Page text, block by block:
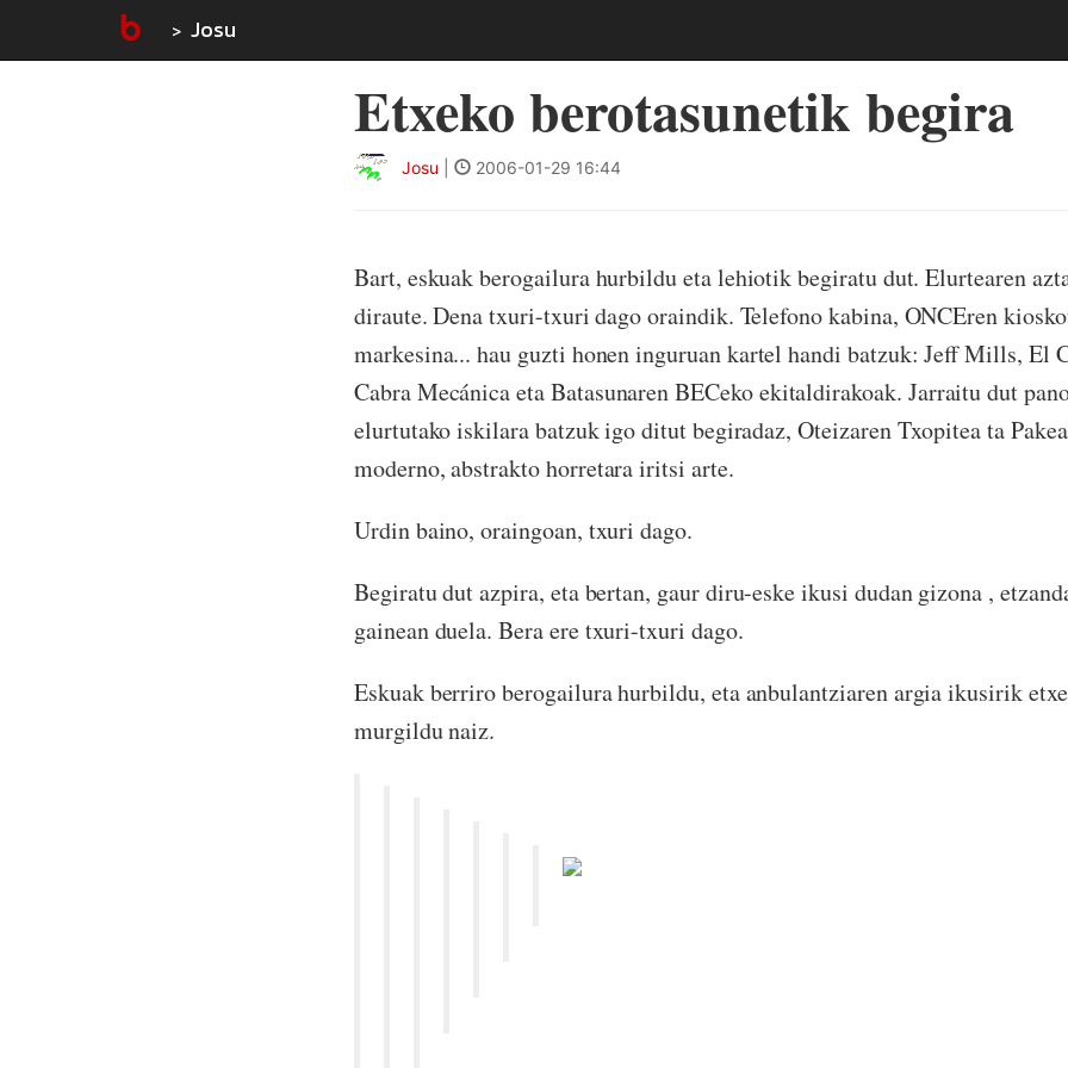
Josu
Etxeko berotasunetik begira
Josu 2006-01-29 16:44
Bart, eskuak berogailura hurbildu eta lehiotik begiratu dut. Elurtearen
diraute. Dena txuri-txuri dago oraindik. Telefono kabina, ONCEren
markesina... hau guzti honen inguruan kartel handi batzuk: Jeff Mills, El
Cabra Mecánica eta Batasunaren BECeko ekitaldirakoak. Jarraitu dut
elurtutako iskilara batzuk igo ditut begiradaz, Oteizaren Txopitea ta
moderno, abstrakto horretara iritsi arte.
Urdin baino, oraingoan, txuri dago.
Begiratu dut azpira, eta bertan, gaur diru-eske ikusi dudan gizona ,
gainean duela. Bera ere txuri-txuri dago.
Eskuak berriro berogailura hurbildu, eta anbulantziaren argia ikusirik
murgildu naiz.